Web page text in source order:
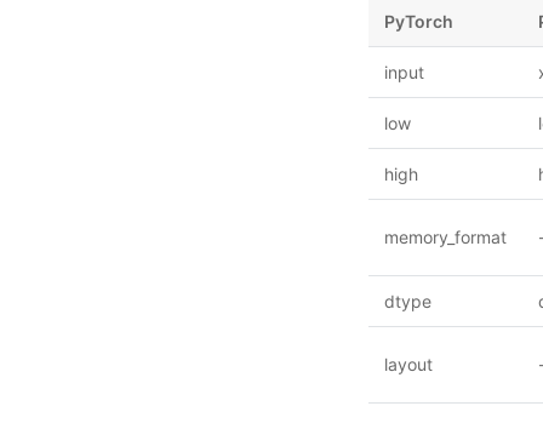
PyTorch
input
low
high
memory_format
dtype
layout